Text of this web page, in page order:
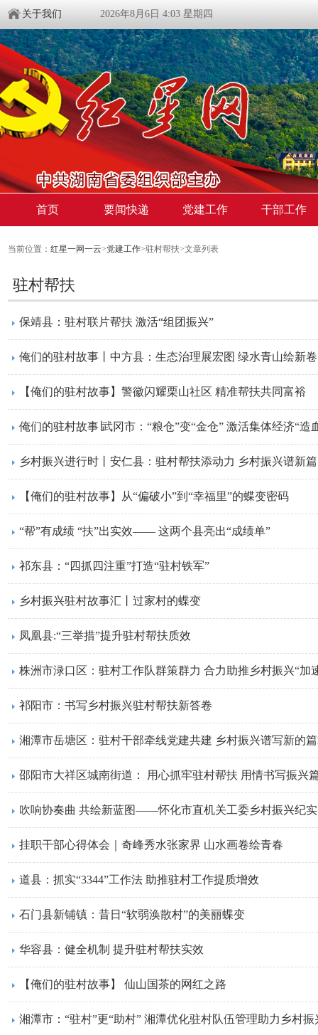
关于我们 2026年8月6日 4:03 星期四
首页 要闻快递 党建工作 干部工作
当前位置： 红星一网一云>党建工作>驻村帮扶>文章列表
驻村帮扶
保靖县：驻村联片帮扶 激活“组团振兴”
俺们的驻村故事丨中方县：生态治理展宏图 绿水青山绘新卷
【俺们的驻村故事】警徽闪耀栗山社区 精准帮扶共同富裕
俺们的驻村故事∣武冈市：“粮仓”变“金仓” 激活集体经济“造
乡村振兴进行时丨安仁县：驻村帮扶添动力 乡村振兴谱新篇
【俺们的驻村故事】从“偏破小”到“幸福里”的蝶变密码
“帮”有成绩 “扶”出实效—— 这两个县亮出“成绩单”
祁东县：“四抓四注重”打造“驻村铁军”
乡村振兴驻村故事汇丨过家村的蝶变
凤凰县:“三举措”提升驻村帮扶质效
株洲市渌口区：驻村工作队群策群力 合力助推乡村振兴“加
祁阳市：书写乡村振兴驻村帮扶新答卷
湘潭市岳塘区：驻村干部牵线党建共建 乡村振兴谱写新的
邵阳市大祥区城南街道： 用心抓牢驻村帮扶 用情书写振兴
吹响协奏曲 共绘新蓝图——怀化市直机关工委乡村振兴纪实
挂职干部心得体会｜奇峰秀水张家界 山水画卷绘青春
道县：抓实“3344”工作法 助推驻村工作提质增效
石门县新铺镇：昔日“软弱涣散村”的美丽蝶变
华容县：健全机制 提升驻村帮扶实效
【俺们的驻村故事】 仙山国茶的网红之路
湘潭市：“驻村”更“助村” 湘潭优化驻村队伍管理助力乡村振